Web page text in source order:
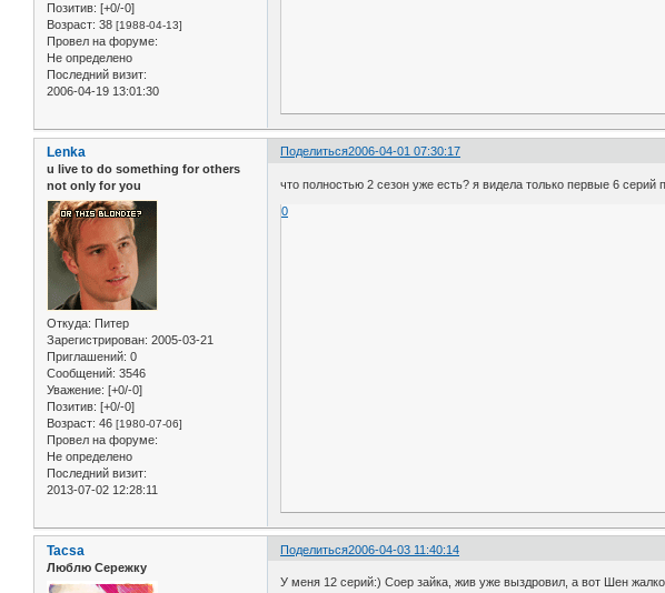
Позитив: [+0/-0]
Возраст: 38 [1988-04-13]
Провел на форуме:
Не определено
Последний визит:
2006-04-19 13:01:30
Поделиться2006-04-01 07:30:17
Lenka
u live to do something for others
not only for you
Откуда: Питер
Зарегистрирован: 2005-03-21
Приглашений: 0
Сообщений: 3546
Уважение: [+0/-0]
Позитив: [+0/-0]
Возраст: 46 [1980-07-06]
Провел на форуме:
Не определено
Последний визит:
2013-07-02 12:28:11
что полностью 2 сезон уже есть? я видела только первые 6 серий
0
Поделиться2006-04-03 11:40:14
Tacsa
Люблю Сережку
У меня 12 серий:) Соер зайка, жив уже выздровил, а вот Шен